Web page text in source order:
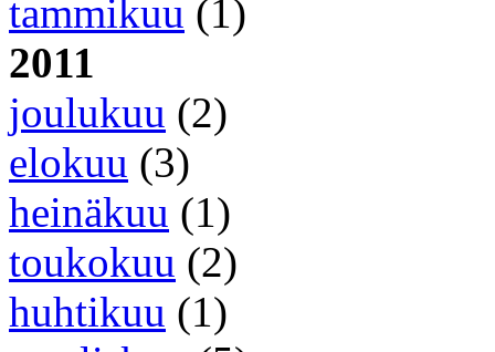
tammikuu (1)
2011
joulukuu (2)
elokuu (3)
heinäkuu (1)
toukokuu (2)
huhtikuu (1)